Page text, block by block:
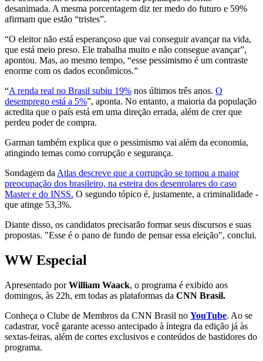
desanimada. A mesma porcentagem diz ter medo do futuro e 59%
afirmam que estão “tristes”.
“O eleitor não está esperançoso que vai conseguir avançar na vida,
que está meio preso. Ele trabalha muito e não consegue avançar”,
apontou. Mas, ao mesmo tempo, “esse pessimismo é um contraste
enorme com os dados econômicos.”
“A renda real no Brasil subiu 19% nos últimos três anos. O
desemprego está a 5%”, aponta. No entanto, a maioria da população
acredita que o país está em uma direção errada, além de crer que
perdeu poder de compra.
Garman também explica que o pessimismo vai além da economia,
atingindo temas como corrupção e segurança.
Sondagem da Atlas descreve que a corrupção se tornou a maior
preocupação dos brasileiro, na esteira dos desenrolares do caso
Master e do INSS. O segundo tópico é, justamente, a criminalidade -
que atinge 53,3%.
Diante disso, os candidatos precisarão formar seus discursos e suas
propostas. "Esse é o pano de fundo de pensar essa eleição", conclui.
WW Especial
Apresentado porWilliam Waack, o programa é exibido aos
domingos, às 22h, em todas as plataformas da CNN Brasil.
Conheça o Clube de Membros da CNN Brasil no YouTube. Ao se
cadastrar, você garante acesso antecipado à íntegra da edição já às
sextas-feiras, além de cortes exclusivos e conteúdos de bastidores do
programa.